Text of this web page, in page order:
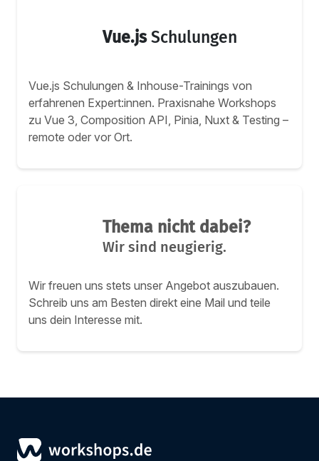
Vue.jsSchulungen
Vue.js Schulungen & Inhouse-Trainings von
erfahrenen Expert:innen. Praxisnahe Workshops
zu Vue 3, Composition API, Pinia, Nuxt & Testing –
remote oder vor Ort.
Thema nicht dabei?
Wir sind neugierig.
Wir freuen uns stets unser Angebot auszubauen.
Schreib uns am Besten direkt eine Mail und teile
uns dein Interesse mit.